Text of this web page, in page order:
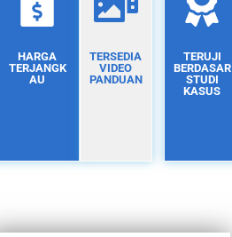
HARGA
TERJANGK
AU
TERSEDIA
VIDEO
PANDUAN
TERUJI
BERDASAR
STUDI
KASUS